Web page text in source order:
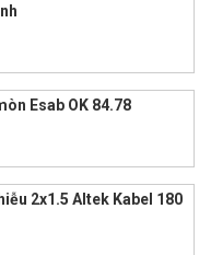
Esab OK 84.78
2x1.5 Altek Kabel 180